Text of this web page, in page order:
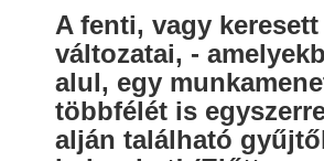
A fenti, vagy
változatai, -
alul, egy
többfélét is
alján található